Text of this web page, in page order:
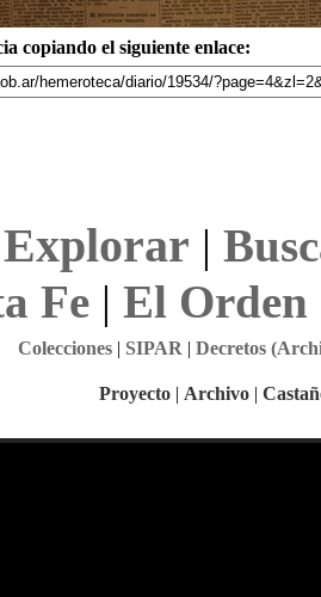
copiando el siguiente enlace:
Explorar |
Fe| El Orden
Colecciones| SIPAR | Decretos
Proyecto | Archivo |